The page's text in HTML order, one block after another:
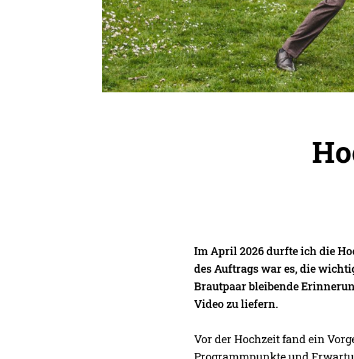
Im April 2026 durfte ich die
des Auftrags war es, die
Brautpaar bleibende
Video zu liefern.
Vor der Hochzeit fand ein